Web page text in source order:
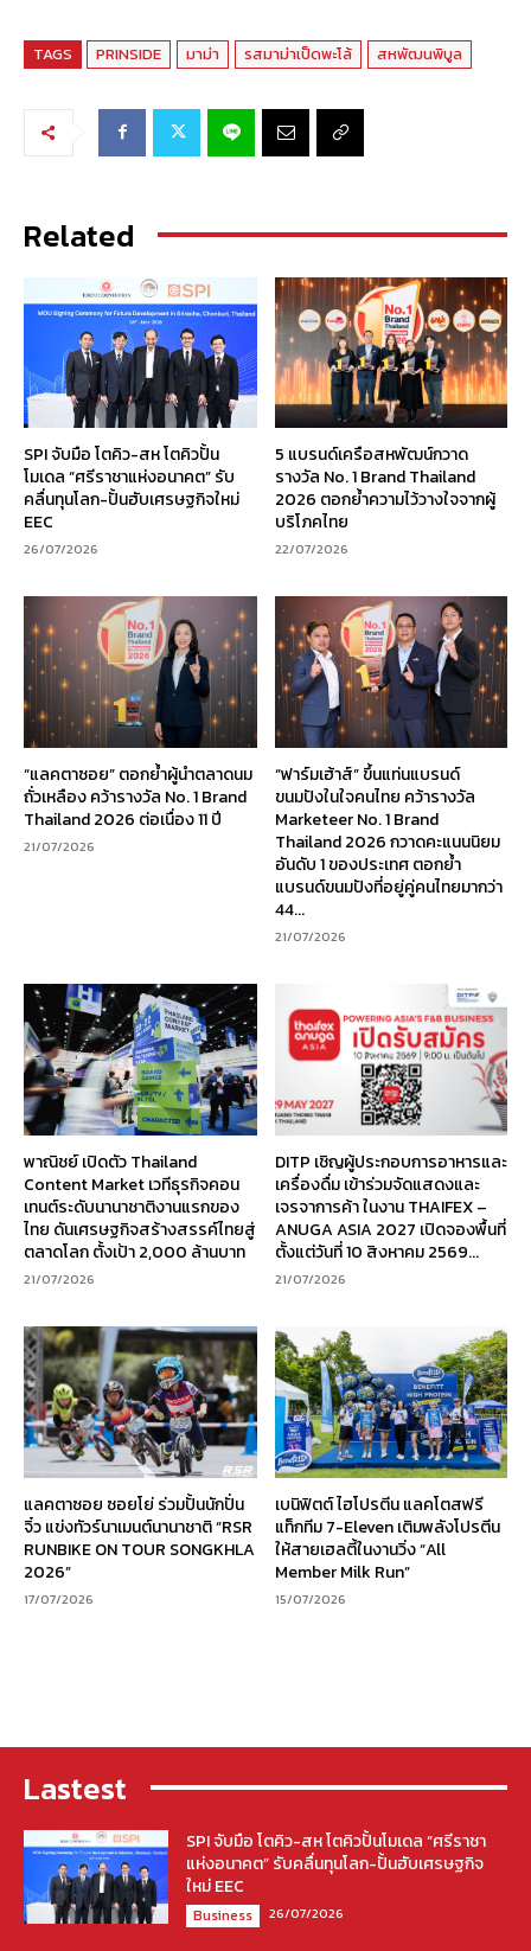
TAGS PRINSIDE มาม่า รสมาม่าเป็ดพะโล้ สหพัฒนพิบูล
Related
SPI จับมือ โตคิว-สห โตคิวปั้น
โมเดล “ศรีราชาแห่งอนาคต” รับ
คลื่นทุนโลก-ปั้นฮับเศรษฐกิจใหม่
EEC
26/07/2026
5 แบรนด์เครือสหพัฒน์กวาด
รางวัล No. 1 Brand Thailand
2026 ตอกย้ำความไว้วางใจจากผู้
บริโภคไทย
22/07/2026
“แลคตาซอย” ตอกย้ำผู้นำตลาดนม
ถั่วเหลือง คว้ารางวัล No. 1 Brand
Thailand 2026 ต่อเนื่อง 11 ปี
21/07/2026
“ฟาร์มเฮ้าส์” ขึ้นแท่นแบรนด์
ขนมปังในใจคนไทย คว้ารางวัล
Marketeer No. 1 Brand
Thailand 2026 กวาดคะแนนนิยม
อันดับ 1 ของประเทศ ตอกย้ำ
แบรนด์ขนมปังที่อยู่คู่คนไทยมากว่า
44...
21/07/2026
พาณิชย์ เปิดตัว Thailand
Content Market เวทีธุรกิจคอน
เทนต์ระดับนานาชาติงานแรกของ
ไทย ดันเศรษฐกิจสร้างสรรค์ไทยสู่
ตลาดโลก ตั้งเป้า 2,000 ล้านบาท
21/07/2026
DITP เชิญผู้ประกอบการอาหารและ
เครื่องดื่ม เข้าร่วมจัดแสดงและ
เจรจาการค้า ในงาน THAIFEX –
ANUGA ASIA 2027 เปิดจองพื้นที่
ตั้งแต่วันที่ 10 สิงหาคม 2569...
21/07/2026
แลคตาซอย ซอยโย่ ร่วมปั้นนักปั่น
จิ๋ว แข่งทัวร์นาเมนต์นานาชาติ “RSR
RUNBIKE ON TOUR SONGKHLA
2026”
17/07/2026
เบนิฟิตต์ ไฮโปรตีน แลคโตสฟรี
แท็กทีม 7-Eleven เติมพลังโปรตีน
ให้สายเฮลตี้ในงานวิ่ง “All
Member Milk Run”
15/07/2026
Lastest
SPI จับมือ โตคิว-สห โตคิวปั้นโมเดล “ศรีราชา
แห่งอนาคต” รับคลื่นทุนโลก-ปั้นฮับเศรษฐกิจ
ใหม่ EEC
Business 26/07/2026